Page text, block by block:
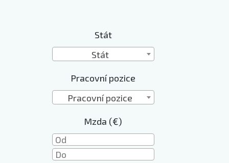
Stát
Stát
Pracovní pozice
Pracovní pozice
Mzda (€)